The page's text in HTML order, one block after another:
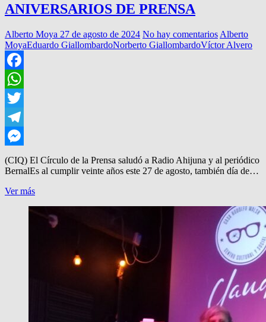
ANIVERSARIOS DE PRENSA
Alberto Moya 27 de agosto de 2024 No hay comentarios Alberto
MoyaEduardo GiallombardoNorberto GiallombardoVíctor Alvero
Facebook
WhatsApp
Twitter
Telegram
Messenger
(CIQ) El Círculo de la Prensa saludó a Radio Ahijuna y al periódico
BernalEs al cumplir veinte años este 27 de agosto, también día de…
Ver másANIVERSARIOS